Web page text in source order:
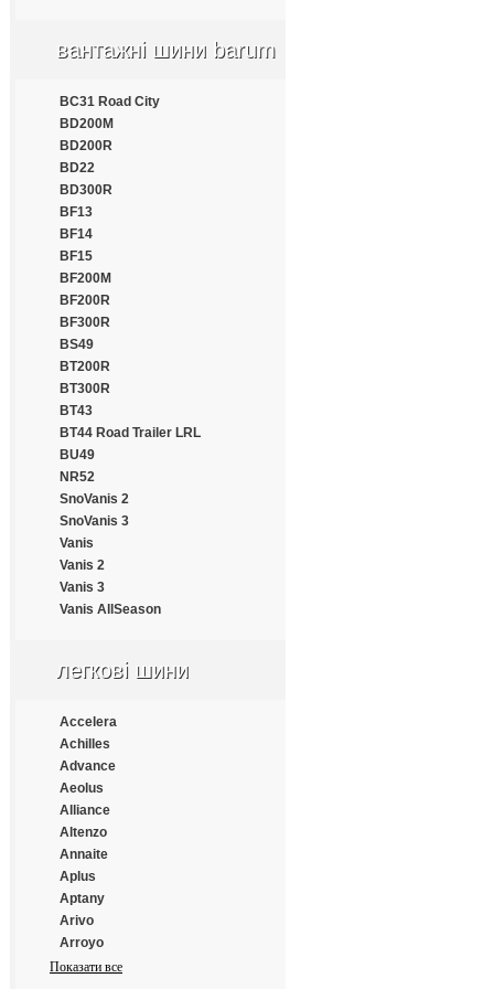
Armforce
Atlander
Aufine
Austone
Autogrip
Barum
Benton
Bestrich
BFGoodrich
Blacklion
Bontyre
Boto
Bridgestone
Cachland
Carleo
Changfeng
Comforser
Compasal
Constancy
Continental
Cooper
Cooper Chengshan
Cossack
Cratos
CrossWind
Debica
Diamondback
Distance
Double Coin
Double Happiness
Double Road
Doublestar
Doupro
Drivemaster
Dunlop
Duraturn
Durun
Eced
вантажні шини barum
BC31 Road City
BD200M
BD200R
BD22
BD300R
BF13
BF14
BF15
BF200M
BF200R
BF300R
BS49
BT200R
BT300R
BT43
BT44 Road Trailer LRL
BU49
NR52
SnoVanis 2
SnoVanis 3
Vanis
Vanis 2
Vanis 3
Vanis AllSeason
легкові шини
Accelera
Achilles
Advance
Aeolus
Alliance
Altenzo
Annaite
Aplus
Aptany
Arivo
Arroyo
Atlander
Показати все